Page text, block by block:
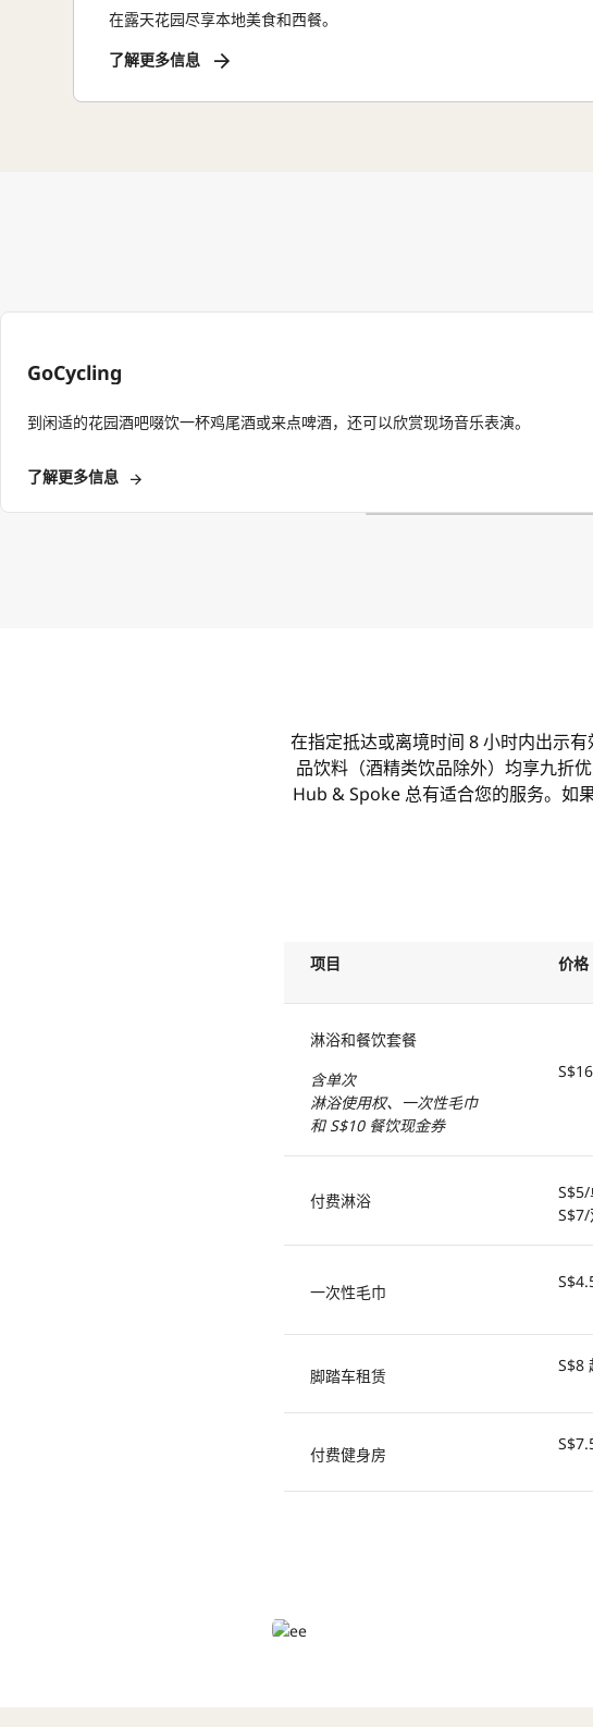
在露天花园尽享本地美食和西餐。
了解更多信息
GoCycling
到闲适的花园酒吧啜饮一杯鸡尾酒或来点啤酒，还可以欣赏现场音乐表演。
了解更多信息
在指定抵达或离境时间 8 小时内出示
品饮料（酒精类饮品除外）均享九折
Hub & Spoke 总有适合您的服务。如
项目 价格
淋浴和餐饮套餐
含单次
淋浴使用权、一次性毛巾
和 S$10 餐饮现金券
S$16
付费淋浴
S$5/
S$7/
一次性毛巾
脚踏车租赁
S$8
付费健身房